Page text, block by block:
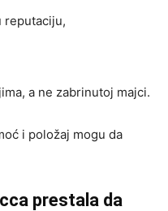
reputaciju,
a ne zabrinutoj majci.
i položaj mogu da
prestala da